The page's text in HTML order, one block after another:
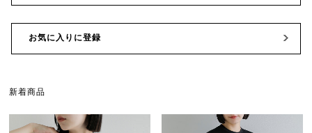
お気に入りに登録
新着商品